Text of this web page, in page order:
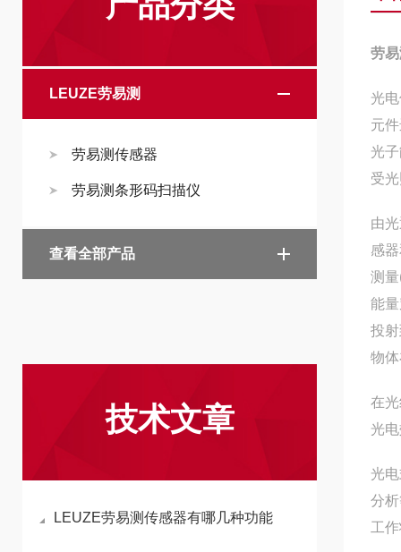
LEUZE劳易测
劳易测传感器
劳易测条形码扫描仪
查看全部产品
技术文章
LEUZE劳易测传感器有哪几种功能
劳
光
元
光
受
由
感
测
能
投
物
在
光
光
分
工